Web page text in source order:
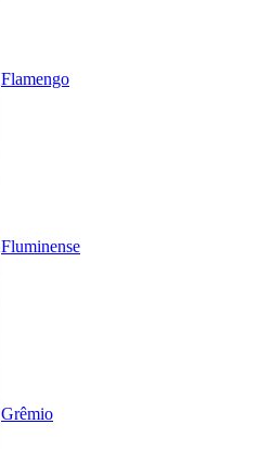
Flamengo
Fluminense
Grêmio